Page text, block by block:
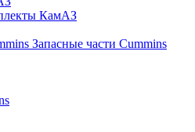
КамАЗ
Запасные части Cummins